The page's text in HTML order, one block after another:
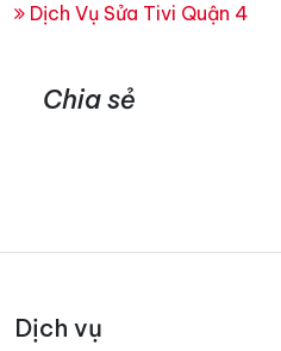
Dịch Vụ Sửa Tivi Quận 4
Chia sẻ
Dịch vụ